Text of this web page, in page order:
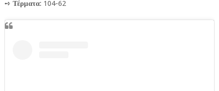
➺ Τέρματα: 104-62